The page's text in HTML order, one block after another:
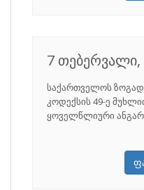
7 თებერვალი,
საქართველოს
კოდექსის 49-­ე
ყოველწლიური